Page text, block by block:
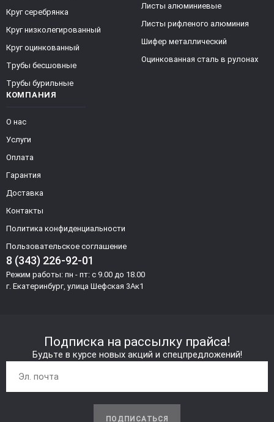
КОМПАНИЯ
О нас
Услуги
Оплата
Гарантия
Доставка
Контакты
Политика конфиденциальности
Пользовательское соглашение
8 (343) 226-92-01
Режим работы: пн - пт: с 9.00 до 18.00
г. Екатеринбург, улица Шефская 3Ак1
Круг серебрянка
Круг низколегированный
Круг оцинкованный
Трубы бесшовные
Трубы бурильные
Листы алюминиевые
Листы рифленого алюминия
Шифер металлический
Оцинкованная сталь в рулонах
Подписка на рассылку прайса!
Будьте в курсе новых акций и спецпредложений!
ПОДПИСАТЬСЯ